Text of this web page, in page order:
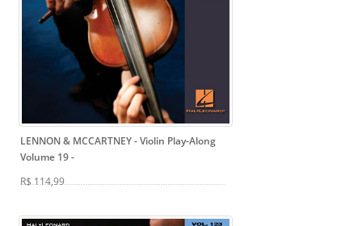
LENNON & MCCARTNEY - Violin Play-Along
Volume 19-
R$ 114,99